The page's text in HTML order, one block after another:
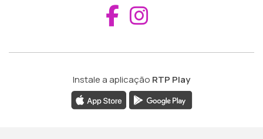
Aceder ao
Instale a aplicação RTP Play